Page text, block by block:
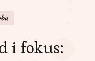
i fokus: